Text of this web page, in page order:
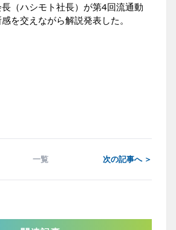
長（ハシモト社長）が第4回流通動
を交えながら解説発表した。
一覧 次の記事へ ＞